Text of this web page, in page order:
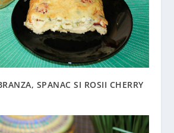
SPANAC SI ROSII CHERRY